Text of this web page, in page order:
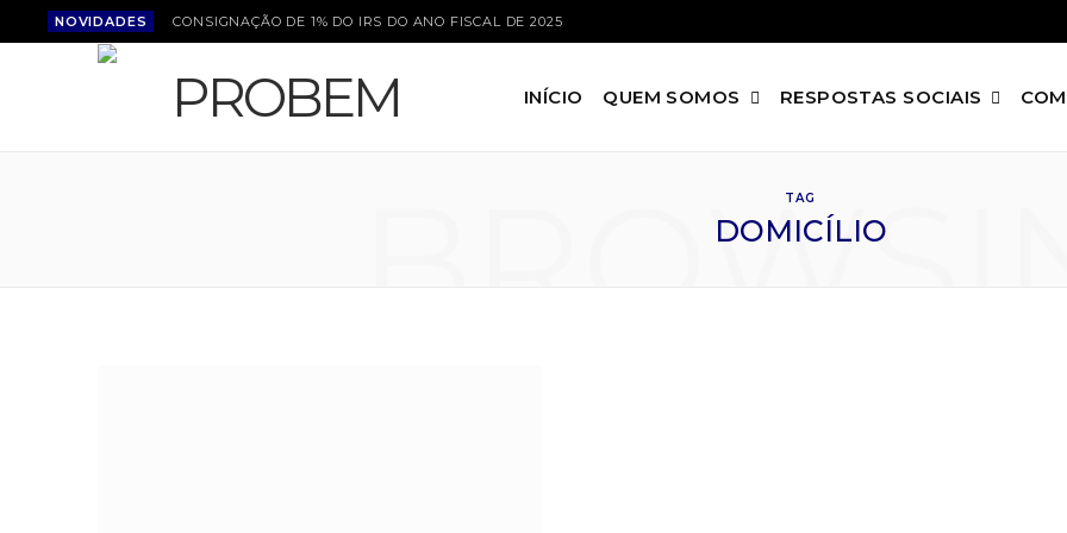
NOVIDADES CONSIGNAÇÃO DE 1% DO IRS DO ANO FISCAL DE 2025
INÍCIO QUEM SOMOS RESPOSTAS SOCIAIS
TAG
DOMICÍLIO